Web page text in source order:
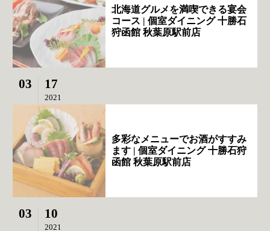
北海道グルメを満喫できる宴会
コース | 個室ダイニング 十勝石
狩函館 秋葉原駅前店
03 17
2021
多彩なメニューでお酒がすすみ
ます | 個室ダイニング 十勝石狩
函館 秋葉原駅前店
03 10
2021